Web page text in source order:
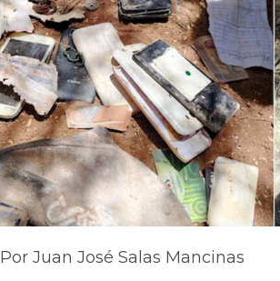
Por Juan José Salas Mancinas